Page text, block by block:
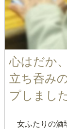
心はだか
立ち呑み
プしまし
女ふたりの酒